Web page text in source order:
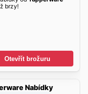
brzy!
Otevřít brožuru
Nabídky